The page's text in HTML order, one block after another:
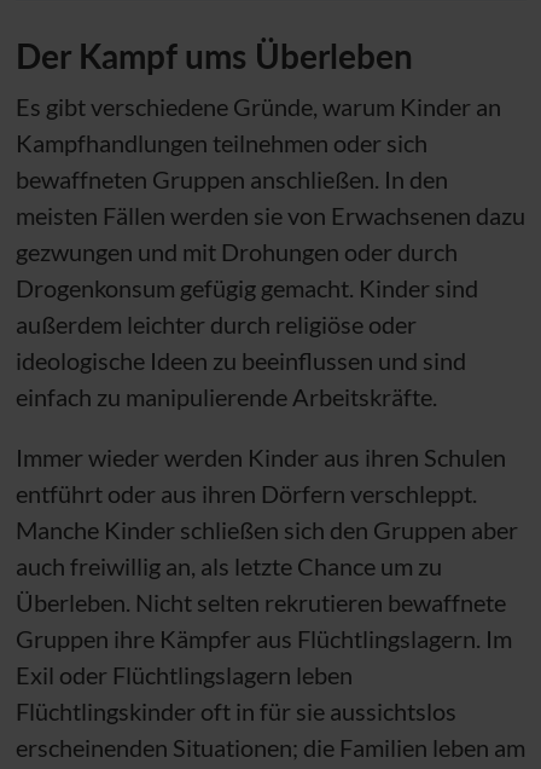
Der Kampf ums Überleben
Es gibt verschiedene Gründe, warum Kinder an
Kampfhandlungen teilnehmen oder sich
bewaffneten Gruppen anschließen. In den
meisten Fällen werden sie von Erwachsenen dazu
gezwungen und mit Drohungen oder durch
Drogenkonsum gefügig gemacht. Kinder sind
außerdem leichter durch religiöse oder
ideologische Ideen zu beeinflussen und sind
einfach zu manipulierende Arbeitskräfte.
Immer wieder werden Kinder aus ihren Schulen
entführt oder aus ihren Dörfern verschleppt.
Manche Kinder schließen sich den Gruppen aber
auch freiwillig an, als letzte Chance um zu
Überleben. Nicht selten rekrutieren bewaffnete
Gruppen ihre Kämpfer aus Flüchtlingslagern. Im
Exil oder Flüchtlingslagern leben
Flüchtlingskinder oft in für sie aussichtslos
erscheinenden Situationen; die Familien leben am